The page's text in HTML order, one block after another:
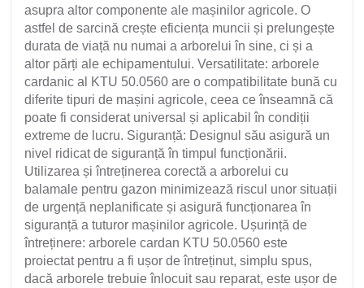
asupra altor componente ale mașinilor agricole. O
astfel de sarcină crește eficiența muncii și prelungește
durata de viață nu numai a arborelui în sine, ci și a
altor părți ale echipamentului. Versatilitate: arborele
cardanic al KTU 50.0560 are o compatibilitate bună cu
diferite tipuri de mașini agricole, ceea ce înseamnă că
poate fi considerat universal și aplicabil în condiții
extreme de lucru. Siguranță: Designul său asigură un
nivel ridicat de siguranță în timpul funcționării.
Utilizarea și întreținerea corectă a arborelui cu
balamale pentru gazon minimizează riscul unor situații
de urgență neplanificate și asigură funcționarea în
siguranță a tuturor mașinilor agricole. Ușurință de
întreținere: arborele cardan KTU 50.0560 este
proiectat pentru a fi ușor de întreținut, simplu spus,
dacă arborele trebuie înlocuit sau reparat, este ușor de